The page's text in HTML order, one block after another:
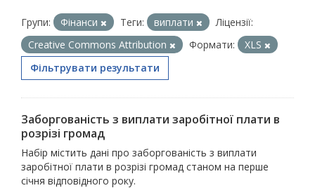
Групи: Фінанси Теги: виплати
Ліцензії:
Creative Commons Attribution
Формати:
XLS
Фільтрувати результати
Заборгованість з виплати заробітної плати в
розрізі громад
Набір містить дані про заборгованість з виплати
заробітної плати в розрізі громад станом на перше
січня відповідного року.